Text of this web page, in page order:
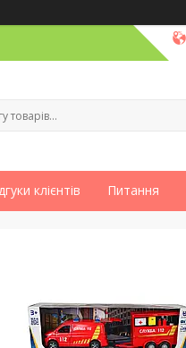
клієнтів Питання